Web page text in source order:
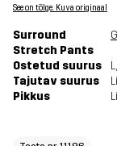
See on tõlge. Kuva originaal
Surround
Stretch Pants
Ostetud suurus L
Tajutav suurus
Pikkus